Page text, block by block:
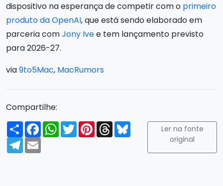
dispositivo na esperança de competir com o primeiro
produto da OpenAI, que está sendo elaborado em
parceria comJony Ivee tem lançamento previsto
para 2026-27.
via9to5Mac, MacRumors
Compartilhe:
Compartilhar
FacebookWhatsApp
TwitterPinterest
ThreadsBluesky
Telegram
Email
Ler na fonte
original